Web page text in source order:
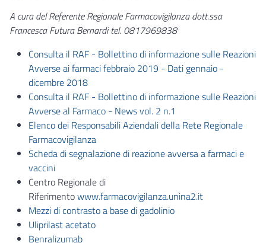
A cura del Referente Regionale Farmacovigilanza dott.ssa
Francesca Futura Bernardi tel. 0817969838
Consulta il RAF - Bollettino di informazione sulle Reazioni
Avverse ai farmaci febbraio 2019 - Dati gennaio -
dicembre 2018
Consulta il RAF - Bollettino di informazione sulle Reazioni
Avverse al Farmaco - News vol. 2 n.1
Elenco dei Responsabili Aziendali della Rete Regionale
Farmacovigilanza
Scheda di segnalazione di reazione avversa a farmaci e
vaccini
Centro Regionale di
Riferimentowww.farmacovigilanza.unina2.it
Mezzi di contrasto a base di gadolinio
Uliprilast acetato
Benralizumab